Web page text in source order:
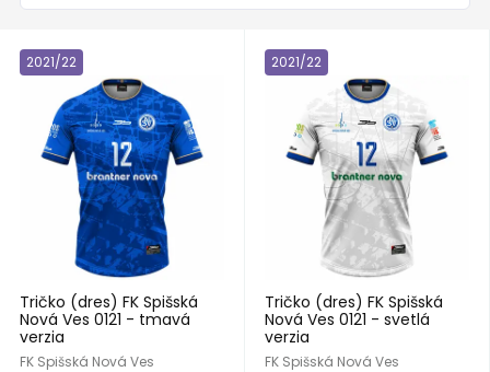
2021/22
Tričko (dres) FK Spišská
Nová Ves 0121 - tmavá
verzia
FK Spišská Nová Ves
2021/22
Tričko (dres) FK Spišská
Nová Ves 0121 - svetlá
verzia
FK Spišská Nová Ves